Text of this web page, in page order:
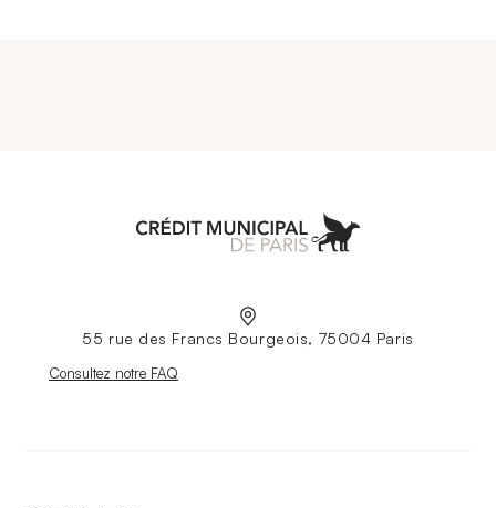
55 rue des Francs Bourgeois, 75004 Paris
Nouvelle fenêtre
Consultez notre FAQ